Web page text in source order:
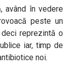
având în vedere
peste un
reprezintă o
iar, timp de
noi.